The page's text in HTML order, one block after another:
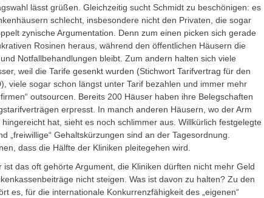
lässt grüßen. Gleichzeitig sucht Schmidt zu beschönigen: es
schlecht, insbesondere nicht den Privaten, die sogar
zynische Argumentation. Denn zum einen picken sich gerade
Rosinen heraus, während den öffentlichen Häusern die
Notfallbehandlungen bleibt. Zum andern halten sich viele
weil die Tarife gesenkt wurden (Stichwort Tarifvertrag für den
viele sogar schon längst unter Tarif bezahlen und immer mehr
outsourcen. Bereits 200 Häuser haben ihre Belegschaften
erpresst. In manch anderen Häusern, wo der Arm
hat, sieht es noch schlimmer aus. Willkürlich festgelegte
„freiwillige“ Gehaltskürzungen sind an der Tagesordnung.
dass die Hälfte der Kliniken pleitegehen wird.
ist das oft gehörte Argument, die Kliniken dürften nicht mehr Geld
nicht steigen. Was ist davon zu halten? Zu den
es, für die internationale Konkurrenzfähigkeit des „eigenen“